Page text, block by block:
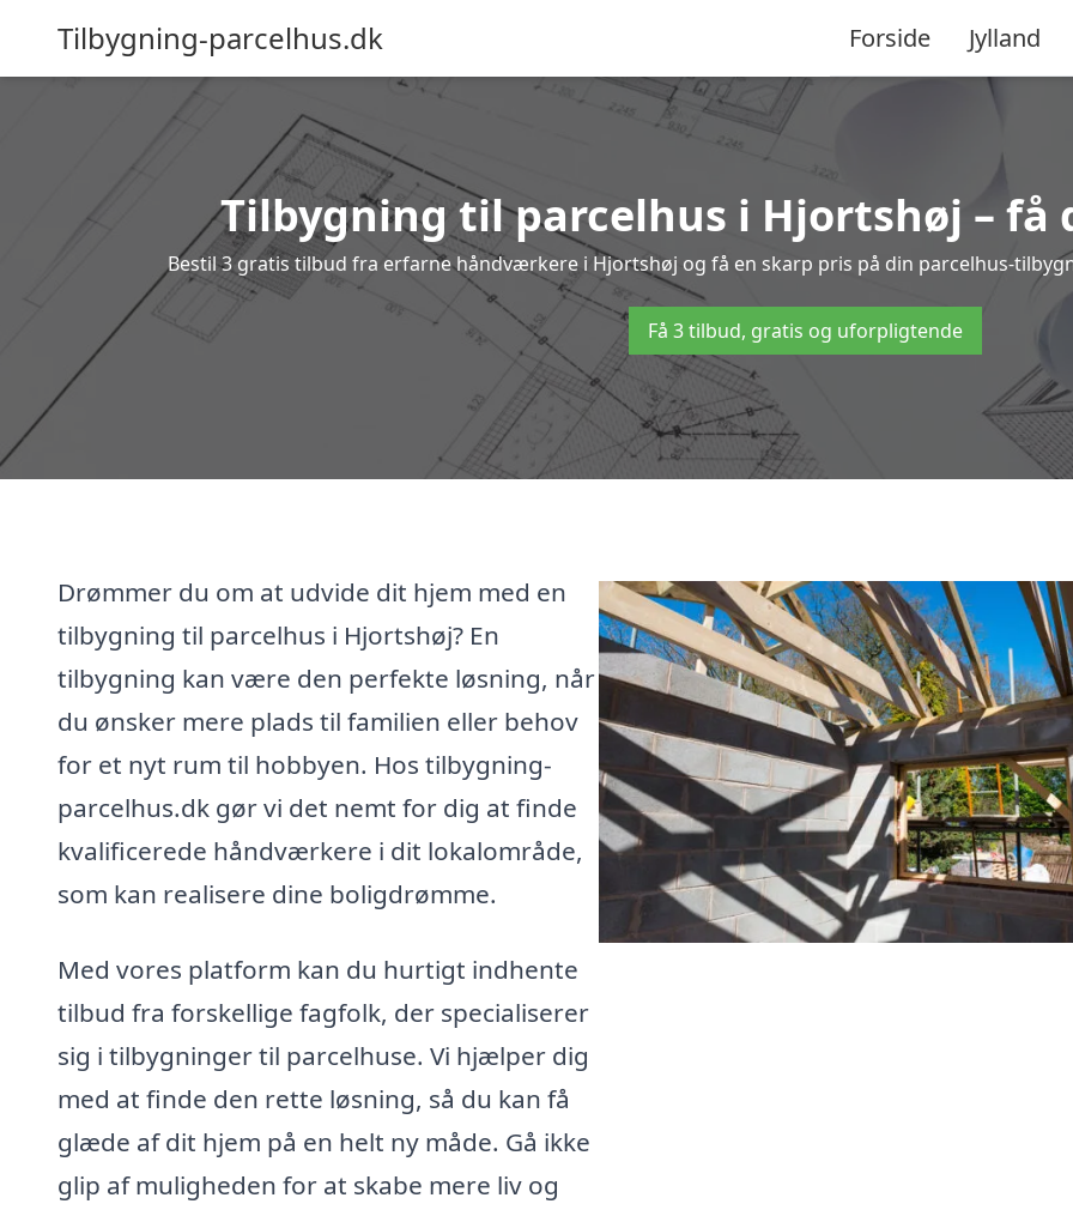
Tilbygning-parcelhus.dk Forside Jylland
Tilbygning til parcelhus i Hjortshøj – få
Bestil 3 gratis tilbud fra erfarne håndværkere i Hjortshøj og få en skarp pris på din parcelhus-
Få 3 tilbud, gratis og uforpligtende
Drømmer du om at udvide dit hjem med en
tilbygning til parcelhus i Hjortshøj? En
tilbygning kan være den perfekte løsning, når
du ønsker mere plads til familien eller behov
for et nyt rum til hobbyen. Hos tilbygning-
parcelhus.dk gør vi det nemt for dig at finde
kvalificerede håndværkere i dit lokalområde,
som kan realisere dine boligdrømme.
Med vores platform kan du hurtigt indhente
tilbud fra forskellige fagfolk, der specialiserer
sig i tilbygninger til parcelhuse. Vi hjælper dig
med at finde den rette løsning, så du kan få
glæde af dit hjem på en helt ny måde. Gå ikke
glip af muligheden for at skabe mere liv og